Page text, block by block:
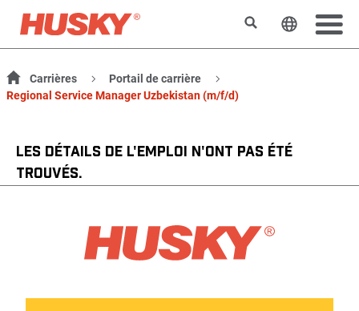
RechercherChanger
Carrières
Portail de carrière
Regional Service Manager Uzbekistan (m/f/d)
LES DÉTAILS DE L'EMPLOI N'ONT PAS ÉTÉ
TROUVÉS.